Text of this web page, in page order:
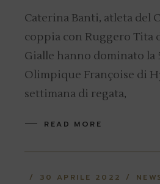
Caterina Banti, atleta del
coppia con Ruggero Tita
Gialle hanno dominato la
Olimpique Françoise di
settimana di regata,
READ MORE
30 APRILE 2022 NEWS